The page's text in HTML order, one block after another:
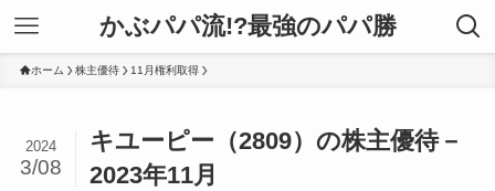
かぶパパ流!?最強のパパ勝
ホーム 株主優待 11月権利取得
キユーピー（2809）の株主優待－
2023年11月
2024
3/08